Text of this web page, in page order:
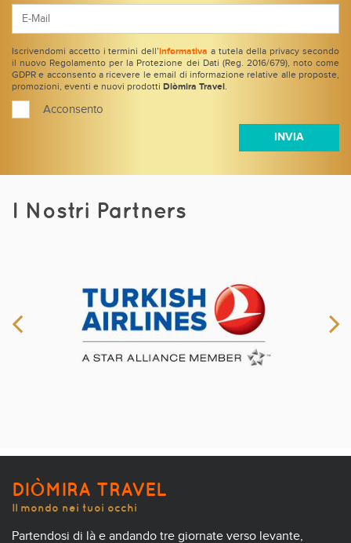
Iscrivendomi accetto i termini dell’ informativa a tutela della privacy secondo
il nuovo Regolamento per la Protezione dei Dati (Reg. 2016/679), noto come
GDPR e acconsento a ricevere le email di informazione relative alle proposte,
promozioni, eventi e nuovi prodotti Diòmira Travel .
Acconsento
I Nostri Partners
DIÒMIRA TRAVEL
Il mondo nei tuoi occhi
Partendosi di là e andando tre giornate verso levante,